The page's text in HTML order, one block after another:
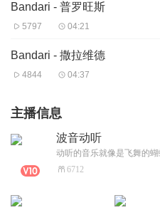
Bandari - 普罗旺斯
5797 04:21
Bandari - 撒拉维德
4844 04:37
主播信息
波音动听
6712